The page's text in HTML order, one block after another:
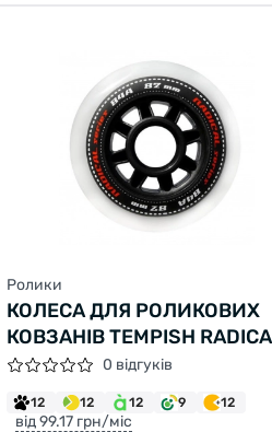
Ролики
КОЛЕСА ДЛЯ РОЛИКОВИХ
КОВЗАНІВ TEMPISH
72X24 84A WHEEL SET (4
0 відгуків
12 12 12 9 12
від 99.17 грн/міс